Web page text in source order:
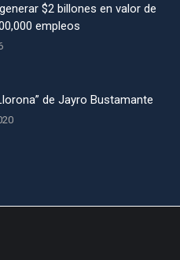
$2 billones en valor de
empleos
de Jayro Bustamante